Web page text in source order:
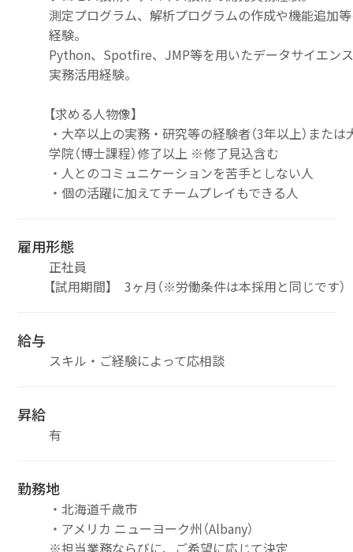
測定プログラム、解析プログラムの作成や機能追加
経験。
Python、Spotfire、JMP等を用いたデータサイエン
実務活用経験。
【求める人物像】
・大卒以上の実務・研究等の経験者（3年以上）または
学院（博士課程）修了以上 ※修了見込含む
・人とのコミュニケーションを苦手としない人
・個の活躍に加えてチームプレイもできる人
雇用形態
正社員
【試用期間】 3ヶ月（※労働条件は本採用と同じです）
給与
スキル・ご経験によって応相談
昇給
有
勤務地
・北海道千歳市
・アメリカ ニューヨーク州（Albany）
※担当業務ならびに、ご希望に応じて決定